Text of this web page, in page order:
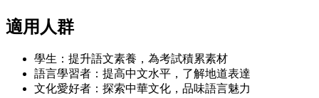
適用人群
學生：提升語文素養，為考試積累素材
語言學習者：提高中文水平，了解地道表達
文化愛好者：探索中華文化，品味語言魅力